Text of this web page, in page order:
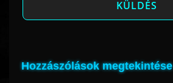
Hozzászólások megtekintése